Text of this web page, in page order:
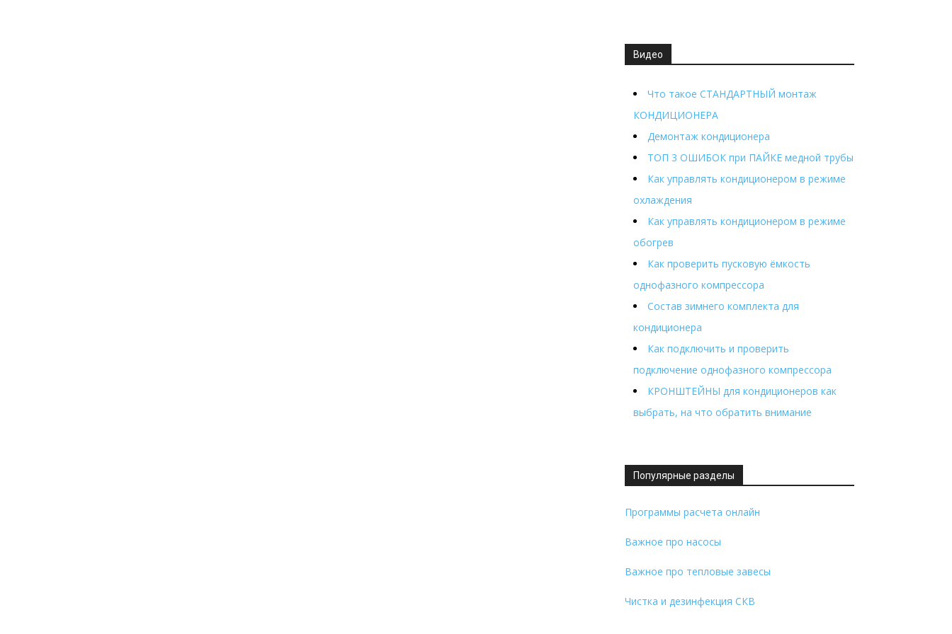
Видео
Что такое СТАНДАРТНЫЙ монтаж
КОНДИЦИОНЕРА
Демонтаж кондиционера
ТОП 3 ОШИБОК при ПАЙКЕ медной трубы
Как управлять кондиционером в режиме
охлаждения
Как управлять кондиционером в режиме
обогрев
Как проверить пусковую ёмкость
однофазного компрессора
Состав зимнего комплекта для
кондиционера
Как подключить и проверить
подключение однофазного компрессора
КРОНШТЕЙНЫ для кондиционеров как
выбрать, на что обратить внимание
Популярные разделы
Программы расчета онлайн
Важное про насосы
Важное про тепловые завесы
Чистка и дезинфекция СКВ